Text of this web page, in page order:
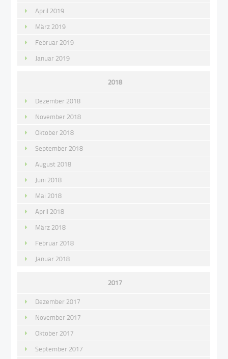
April 2019
März 2019
Februar 2019
Januar 2019
2018
Dezember 2018
November 2018
Oktober 2018
September 2018
August 2018
Juni 2018
Mai 2018
April 2018
März 2018
Februar 2018
Januar 2018
2017
Dezember 2017
November 2017
Oktober 2017
September 2017